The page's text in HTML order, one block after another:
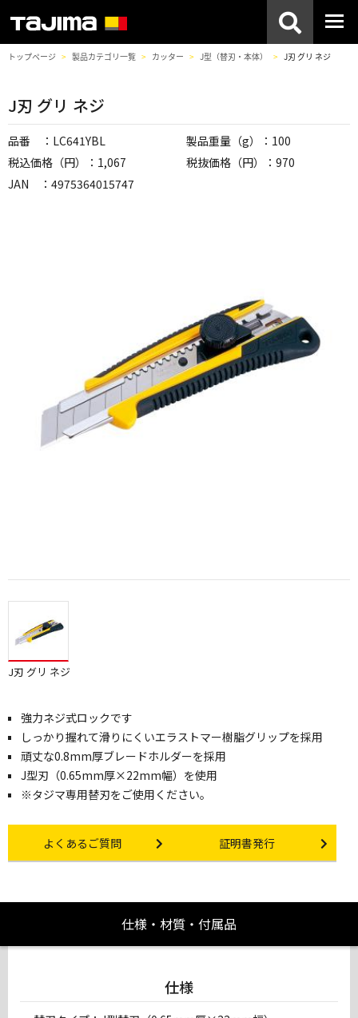
トップページ 製品カテゴリ一覧 カッター J型（替刃・本体） J刃 グリ ネジ
J刃 グリ ネジ
品番 ：LC641YBL
製品重量（g）：100
税込価格（円）：1,067
税抜価格（円）：970
JAN ：4975364015747
J刃 グリ ネジ
強力ネジ式ロックです
しっかり握れて滑りにくいエラストマー樹脂グリップを採用
頑丈な0.8mm厚ブレードホルダーを採用
J型刃（0.65mm厚×22mm幅）を使用
※タジマ専用替刃をご使用ください。
Other link
よくあるご質問 Certificate Issuance
証明書発行
仕様・材質・付属品
仕様